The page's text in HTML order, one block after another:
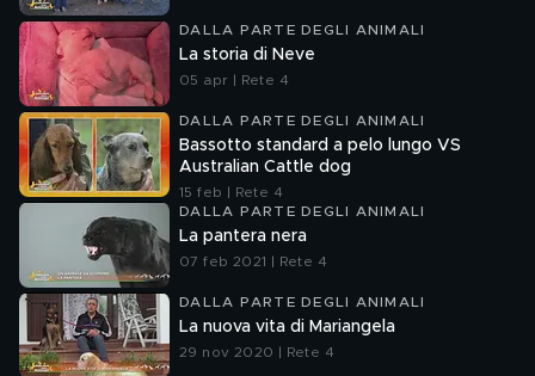
DALLA PARTE DEGLI ANIMALI
La storia di Neve
05 apr | Rete 4
DALLA PARTE DEGLI ANIMALI
Bassotto standard a pelo lungo VS
Australian Cattle dog
15 feb | Rete 4
DALLA PARTE DEGLI ANIMALI
La pantera nera
07 feb 2021 | Rete 4
DALLA PARTE DEGLI ANIMALI
La nuova vita di Mariangela
29 nov 2020 | Rete 4